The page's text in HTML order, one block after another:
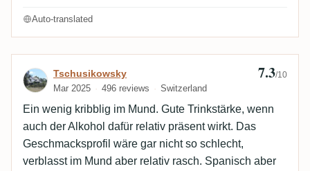
Auto-translated
Review by Tschusikowsky
Tschusikowsky
Mar 2025 496 reviews Switzerland
7.3/10
Ein wenig kribblig im Mund. Gute Trinkstärke, wenn
auch der Alkohol dafür relativ präsent wirkt. Das
Geschmacksprofil wäre gar nicht so schlecht,
verblasst im Mund aber relativ rasch. Spanisch aber